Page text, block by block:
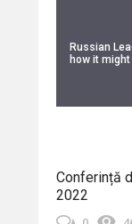
Russian
how it might
Conferință
2022